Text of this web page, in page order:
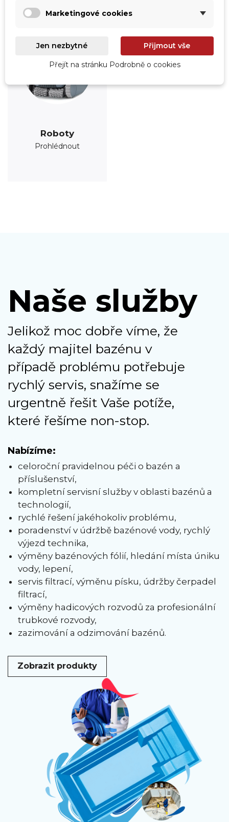
Roboty
Prohlédnout
Naše služby
Jelikož moc dobře víme, že
každý majitel bazénu v
případě problému potřebuje
rychlý servis, snažíme se
urgentně řešit Vaše potíže,
které řešíme non-stop.
Nabízíme:
celoroční pravidelnou péči o bazén a
příslušenství,
kompletní servisní služby v oblasti bazénů a
technologií,
rychlé řešení jakéhokoliv problému,
poradenství v údržbě bazénové vody, rychlý
výjezd technika,
výměny bazénových fólií, hledání místa úniku
vody, lepení,
servis filtrací, výměnu písku, údržby čerpadel
filtrací,
výměny hadicových rozvodů za profesionální
trubkové rozvody,
zazimování a odzimování bazénů.
Zobrazit produkty
Marketingové cookies
Jen nezbytné Přijmout vše
Přejít na stránku Podrobně o cookies